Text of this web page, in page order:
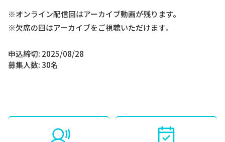
※オンライン配信回はアーカイブ動画が残ります。
※欠席の回はアーカイブをご視聴いただけます。
申込締切: 2025/08/28
募集人数: 30名